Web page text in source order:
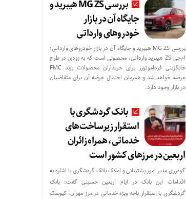
بررسی MG ZS هیبرید و
جایگاه آن در بازار
خودروهای وارداتی
بررسی MG ZS هیبرید و جایگاه آن در بازار خودروهای وارداتی؛
ام‌جی ZS هیبرید وارداتی، محصولی است که به زودی در طرح
جایگزینی فرداموتورز برای خریداران محصولات برند FMC
عرضه خواهد شد و همزمان احتمال عرضه آن برای متقاضیان
در بازار وجود دارد.
بانک گردشگری با
استقرار زیرساخت‌های
خدماتی، همراه زائران
اربعین در مرزهای کشور است
گودرزی مدیر امور پشتیبانی و املاک بانک گردشگری با اشاره به
اقدامات این بانک در ایام اربعین حسینی گفت: بانک
گردشگری با استقرار باجه ویژه خدماتی در مرز مهران، کیوسک